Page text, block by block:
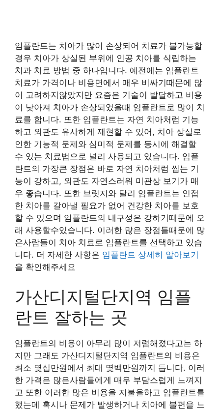
임플란트는 치아가 많이 손상되어 치료가 불가능할
경우 치아가 상실된 부위에 인공 치아를 식립하는
치과 치료 방법 중 하나입니다. 예전에는 임플란트
치료가 가격이나 비용면에서 매우 비싸기때문에 많
이 고려하지않았지만 요즘은 기술이 발달하고 비용
이 낮아져 치아가 손상되었을때 임플란트로 많이 치
료를 합니다. 또한 임플란트는 자연 치아처럼 기능
하고 외관도 유사하게 재현할 수 있어, 치아 상실로
인한 기능적 문제와 심미적 문제를 동시에 해결할
수 있는 치료법으로 널리 사용되고 있습니다. 임플
란트의 가장큰 장점은 바로 자연 치아처럼 씹는 기
능이 강하고, 외관도 자연스러워 미관상 보기가 매
우 좋습니다. 또한 브릿지와 달리 임플란트는 인접
한 치아를 갈아낼 필요가 없어 건강한 치아를 보호
할 수 있으며 임플란트의 내구성은 강하기때문에 오
래 사용할수있습니다. 이러한 많은 장점들때문에 많
은사람들이 치아 치료로 임플란트를 선택하고 있습
니다. 더 자세한 사항은 임플란트 상세히 알아보기
을 확인해주세요
가산디지털단지역 임플
란트 잘하는 곳
임플란트의 비용이 아무리 많이 저렴해졌다고는 하
지만 그래도 가산디지털단지역 임플란트의 비용은
최소 몇십만원에서 최대 몇백만원까지 듭니다. 이러
한 가격은 많은사람들에게 매우 부담스럽게 느껴지
고 또한 이러한 많은 비용을 지불을하고 임플란트를
했는데 혹시나 문제가 발생하거나 치아에 불편을 느